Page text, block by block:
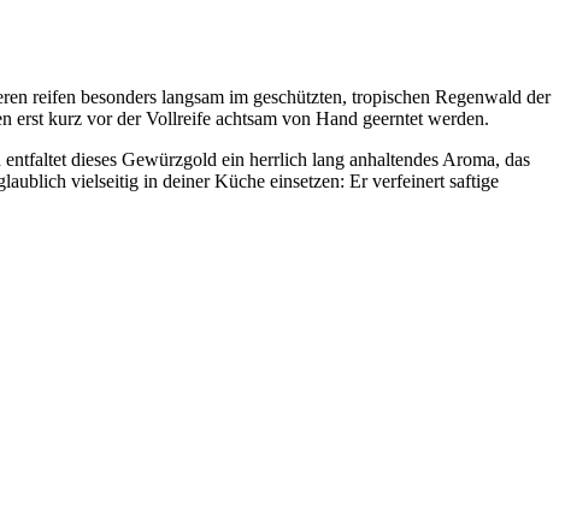
reifen besonders langsam im geschützten, tropischen Regenwald der
erst kurz vor der Vollreife achtsam von Hand geerntet werden.
dieses Gewürzgold ein herrlich lang anhaltendes Aroma, das
vielseitig in deiner Küche einsetzen: Er verfeinert saftige